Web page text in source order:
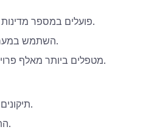
פועלים במספר מדינות עם צוות גדול הזמין בכל עת.
השתמש במערכת למעקב וניהול כרטיסים.
מטפלים ביותר מאלף פרויקטים בשנה במגזרים שונים.
תיקונים בשטח עבור חומרה ותוכנה.
התקנות והעברות עבור חנויות.